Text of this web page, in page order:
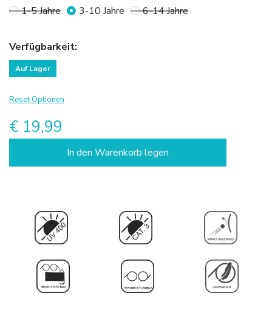
1-5 Jahre 3-10 Jahre 6-14 Jahre
Verfügbarkeit:
Auf Lager
Reset Optionen
€ 19,99
In den Warenkorb legen